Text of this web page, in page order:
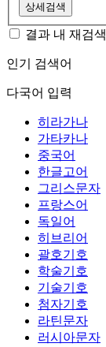
상세검색
결과 내 재검색
인기 검색어
다국어 입력
히라가나
가타카나
중국어
한글고어
그리스문자
프랑스어
독일어
히브리어
괄호기호
학술기호
기술기호
첨자기호
라틴문자
러시아문자